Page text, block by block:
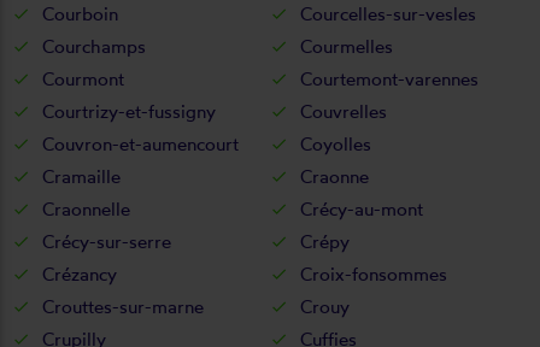
Courboin
Courcelles-sur-vesles
Courchamps
Courmelles
Courmont
Courtemont-varennes
Courtrizy-et-fussigny
Couvrelles
Couvron-et-aumencourt
Coyolles
Cramaille
Craonne
Craonnelle
Crécy-au-mont
Crécy-sur-serre
Crépy
Crézancy
Croix-fonsommes
Crouttes-sur-marne
Crouy
Crupilly
Cuffies